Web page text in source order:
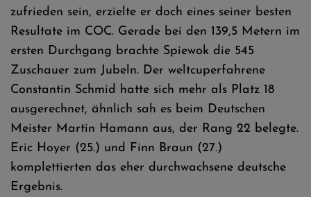
zufrieden sein, erzielte er doch eines seiner besten
Resultate im COC. Gerade bei den 139,5 Metern im
ersten Durchgang brachte Spiewok die 545
Zuschauer zum Jubeln. Der weltcuperfahrene
Constantin Schmid hatte sich mehr als Platz 18
ausgerechnet, ähnlich sah es beim Deutschen
Meister Martin Hamann aus, der Rang 22 belegte.
Eric Hoyer (25.) und Finn Braun (27.)
komplettierten das eher durchwachsene deutsche
Ergebnis.